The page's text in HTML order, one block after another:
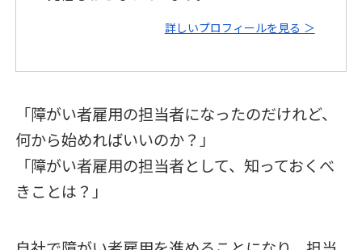
詳しいプロフィールを見る ＞
「障がい者雇用の担当者になったのだけれど、
何から始めればいいのか？」
「障がい者雇用の担当者として、知っておくべ
きことは？」